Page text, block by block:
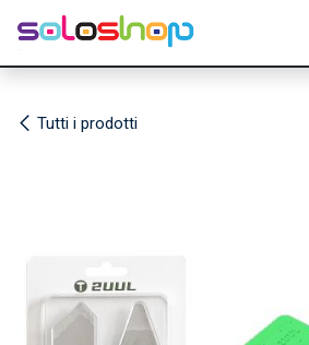
Passa al contenuto
Tutti i prodotti